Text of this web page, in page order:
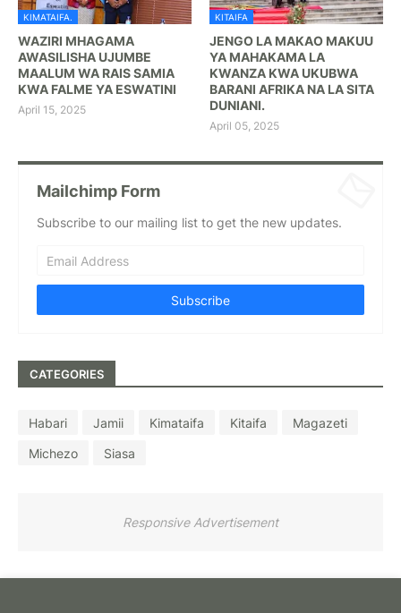
KIMATAIFA.
WAZIRI MHAGAMA
AWASILISHA UJUMBE
MAALUM WA RAIS SAMIA
KWA FALME YA ESWATINI
April 15, 2025
KITAIFA
JENGO LA MAKAO MAKUU
YA MAHAKAMA LA
KWANZA KWA UKUBWA
BARANI AFRIKA NA LA SITA
DUNIANI.
April 05, 2025
Mailchimp Form
Subscribe to our mailing list to get the new updates.
CATEGORIES
Habari Jamii Kimataifa Kitaifa
Magazeti
Michezo
Siasa
Responsive Advertisement